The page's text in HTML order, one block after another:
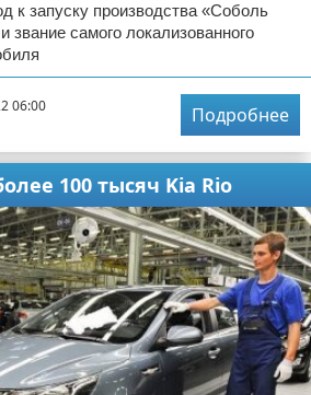
к запуску производства «Соболь
звание самого локализованного
06:00
Подробнее
100 тысяч Kia Rio